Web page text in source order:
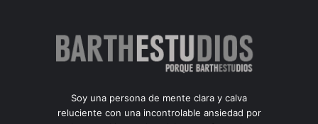
Soy una persona de mente clara y calva
reluciente con una incontrolable ansiedad por